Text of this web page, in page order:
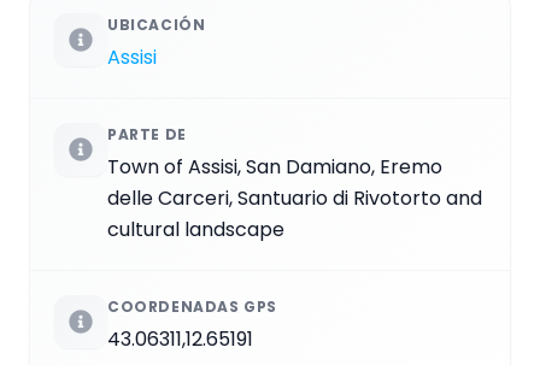
UBICACIÓN
Assisi
PARTE DE
Town of Assisi, San Damiano, Eremo
delle Carceri, Santuario di Rivotorto and
cultural landscape
COORDENADAS GPS
43.06311,12.65191